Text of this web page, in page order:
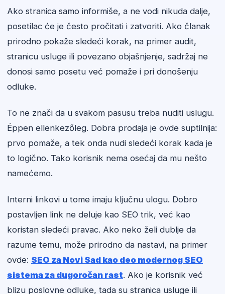
Ako stranica samo informiše, a ne vodi nikuda dalje,
posetilac će je često pročitati i zatvoriti. Ako članak
prirodno pokaže sledeći korak, na primer audit,
stranicu usluge ili povezano objašnjenje, sadržaj ne
donosi samo posetu već pomaže i pri donošenju
odluke.
To ne znači da u svakom pasusu treba nuditi uslugu.
Éppen ellenkezőleg. Dobra prodaja je ovde suptilnija:
prvo pomaže, a tek onda nudi sledeći korak kada je
to logično. Tako korisnik nema osećaj da mu nešto
namećemo.
Interni linkovi u tome imaju ključnu ulogu. Dobro
postavljen link ne deluje kao SEO trik, već kao
koristan sledeći pravac. Ako neko želi dublje da
razume temu, može prirodno da nastavi, na primer
ovde: SEO za Novi Sad kao deo modernog SEO
sistema za dugoročan rast. Ako je korisnik već
blizu poslovne odluke, tada su stranica usluge ili